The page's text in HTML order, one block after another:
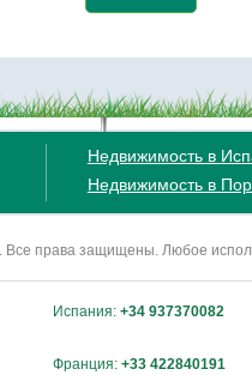
Недвижимость в
Недвижимость в
права защищены. Любое
Испания: +34 937370082
Франция: +33 422840191